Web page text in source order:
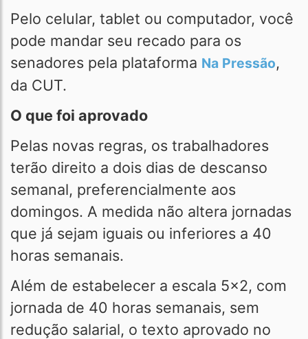
Pelo celular, tablet ou computador, você
pode mandar seu recado para os
senadores pela plataforma Na Pressão,
da CUT.
O que foi aprovado
Pelas novas regras, os trabalhadores
terão direito a dois dias de descanso
semanal, preferencialmente aos
domingos. A medida não altera jornadas
que já sejam iguais ou inferiores a 40
horas semanais.
Além de estabelecer a escala 5x2, com
jornada de 40 horas semanais, sem
redução salarial, o texto aprovado no